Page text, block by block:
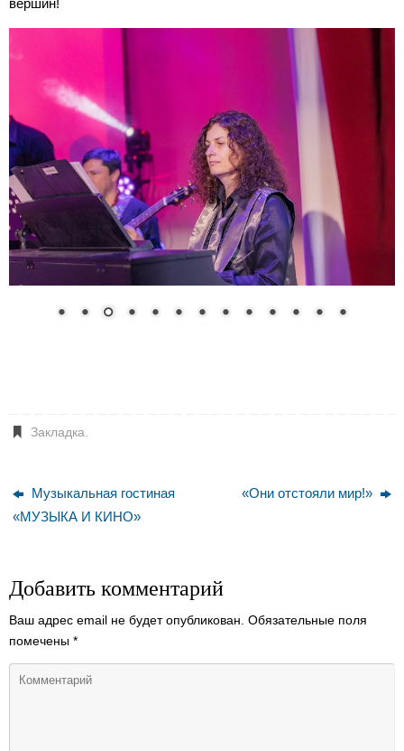
Закладка
Музыкальная гостиная
«МУЗЫКА И КИНО»
«Они отстояли мир!»
Добавить комментарий
Ваш адрес email не будет опубликован. Обязательные поля
помечены *